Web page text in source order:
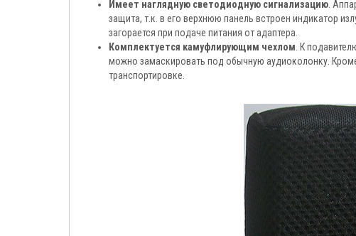
Имеет наглядную светодиодную сигнализацию .
защита, т.к. в его верхнюю панель встроен индикатор
загорается при подаче питания от адаптера.
Комплектуется камуфлирующим чехлом . К
можно замаскировать под обычную аудиоколонку.
транспортировке.